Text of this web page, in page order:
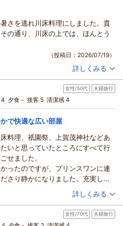
一人あたり/税込)
グラフコレクションからの返信
ヶ池をご利用いただきまして誠に
在をお楽しみいただけたとのこ
の朝食、ワゴンサービスについて
く思っております。今後も快適で
いただけますよう、サービス向上
ご来館を心よりお待ち申し上げて
（返信日：2026/07/24）
さを逃れ川床料理にしました。貴
の通り、川床の上では、ほんとう
（投稿日：2026/07/19）
ろやで愉しむ 川床の夕べ （夕朝食付
人あたり/税込)
ヶ池をご利用いただきまして誠に
滞在や貴船エリアの川床料理をお
タッフ一同大変嬉しく思ってお
いひとときをお過ごしいただけま
てまいります。またのご来館を心
（返信日：2026/07/24）
詳しくみる
女性/50代 夫婦旅行
4 夕食 - 接客 5 清潔感 4
で快適な広い部屋
料理、祇園祭、上賀茂神社などあ
いと思っていたところにすべて行
せました。
ったのですが、プリンスワンに連
さり静かになりました。充実した
（投稿日：2026/07/19）
旅行)
ウィーク】～初夏から紅葉まで。自然に
詳しくみる
女性/70代 夫婦旅行